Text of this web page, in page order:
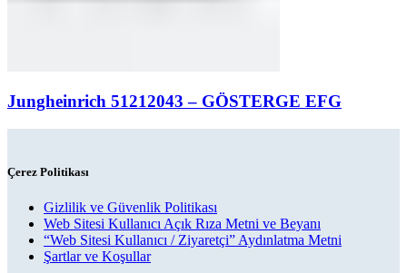
Jungheinrich 51212043 – GÖSTERGE EFG
Çerez Politikası
Gizlilik ve Güvenlik Politikası
Web Sitesi Kullanıcı Açık Rıza Metni ve Beyanı
“Web Sitesi Kullanıcı / Ziyaretçi” Aydınlatma Metni
Şartlar ve Koşullar